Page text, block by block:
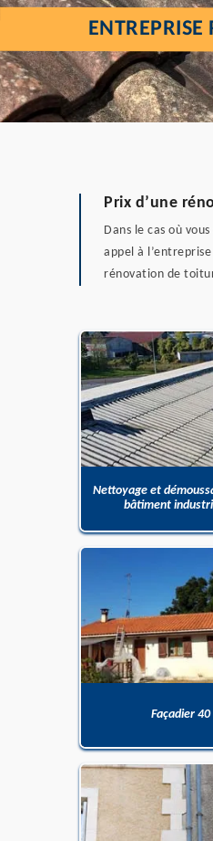
Prix d’une
Dans le cas où
appel à
rénovation de
Nettoyage et
bâtiment
Façadier 40